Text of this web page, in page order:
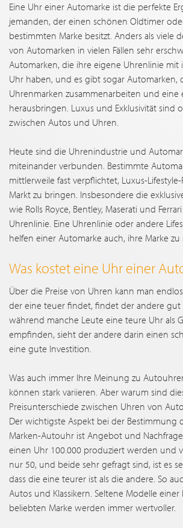
Eine Uhr einer Automarke ist die perfekte
jemanden, der einen schönen Oldtimer
bestimmten Marke besitzt. Anders als viele
von Automarken in vielen Fällen sehr
Automarken, die ihre eigene Uhrenlinie mit
Uhr haben, und es gibt sogar Automarken,
Uhrenmarken zusammenarbeiten und eine
herausbringen. Luxus und Exklusivität sind
zwischen Autos und Uhren.
Heute sind die Uhrenindustrie und
miteinander verbunden. Bestimmte
mittlerweile fast verpflichtet, Luxus-
Markt zu bringen. Insbesondere die
wie Rolls Royce, Bentley, Maserati und
Uhrenlinie. Eine Uhrenlinie oder andere
helfen einer Automarke auch, ihre Marke
Was kostet eine Uhr einer
Über die Preise von Uhren kann man
der eine teuer findet, findet der andere gut
während manche Leute eine teure Uhr als
empfinden, sieht der andere darin einen
eine gute Investition.
Was auch immer Ihre Meinung zu
können stark variieren. Aber warum sind
Preisunterschiede zwischen Uhren von
Der wichtigste Aspekt bei der Bestimmung
Marken-Autouhr ist Angebot und
einen Uhr 100.000 produziert werden und
nur 50, und beide sehr gefragt sind, ist es
dass die eine teurer ist als die andere. So
Autos und Klassikern. Seltene Modelle
beliebten Marke werden immer wertvoller.